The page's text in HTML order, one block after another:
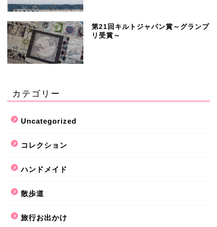
第21回キルトジャパン賞～グランプ
リ受賞～
カテゴリー
Uncategorized
コレクション
ハンドメイド
散歩道
旅行お出かけ